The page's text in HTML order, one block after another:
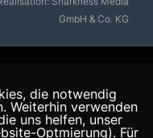
GmbH & Co. KG
die notwendig
Weiterhin verwenden
uns helfen, unser
Optmierung). Für